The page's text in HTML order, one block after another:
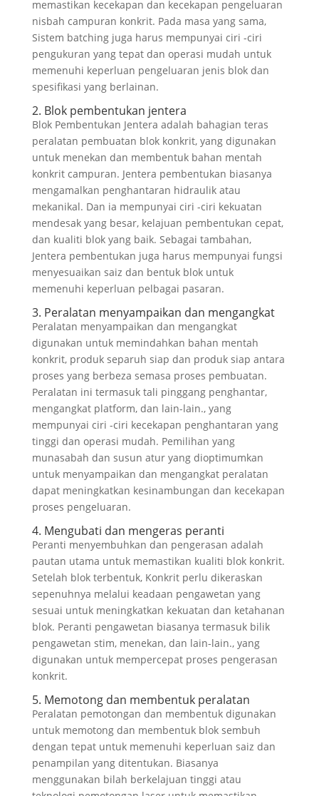
memastikan kecekapan dan kecekapan pengeluaran
nisbah campuran konkrit. Pada masa yang sama,
Sistem batching juga harus mempunyai ciri -ciri
pengukuran yang tepat dan operasi mudah untuk
memenuhi keperluan pengeluaran jenis blok dan
spesifikasi yang berlainan.
2. Blok pembentukan jentera
Blok Pembentukan Jentera adalah bahagian teras
peralatan pembuatan blok konkrit, yang digunakan
untuk menekan dan membentuk bahan mentah
konkrit campuran. Jentera pembentukan biasanya
mengamalkan penghantaran hidraulik atau
mekanikal. Dan ia mempunyai ciri -ciri kekuatan
mendesak yang besar, kelajuan pembentukan cepat,
dan kualiti blok yang baik. Sebagai tambahan,
Jentera pembentukan juga harus mempunyai fungsi
menyesuaikan saiz dan bentuk blok untuk
memenuhi keperluan pelbagai pasaran.
3. Peralatan menyampaikan dan mengangkat
Peralatan menyampaikan dan mengangkat
digunakan untuk memindahkan bahan mentah
konkrit, produk separuh siap dan produk siap antara
proses yang berbeza semasa proses pembuatan.
Peralatan ini termasuk tali pinggang penghantar,
mengangkat platform, dan lain-lain., yang
mempunyai ciri -ciri kecekapan penghantaran yang
tinggi dan operasi mudah. Pemilihan yang
munasabah dan susun atur yang dioptimumkan
untuk menyampaikan dan mengangkat peralatan
dapat meningkatkan kesinambungan dan kecekapan
proses pengeluaran.
4. Mengubati dan mengeras peranti
Peranti menyembuhkan dan pengerasan adalah
pautan utama untuk memastikan kualiti blok konkrit.
Setelah blok terbentuk, Konkrit perlu dikeraskan
sepenuhnya melalui keadaan pengawetan yang
sesuai untuk meningkatkan kekuatan dan ketahanan
blok. Peranti pengawetan biasanya termasuk bilik
pengawetan stim, menekan, dan lain-lain., yang
digunakan untuk mempercepat proses pengerasan
konkrit.
5. Memotong dan membentuk peralatan
Peralatan pemotongan dan membentuk digunakan
untuk memotong dan membentuk blok sembuh
dengan tepat untuk memenuhi keperluan saiz dan
penampilan yang ditentukan. Biasanya
menggunakan bilah berkelajuan tinggi atau